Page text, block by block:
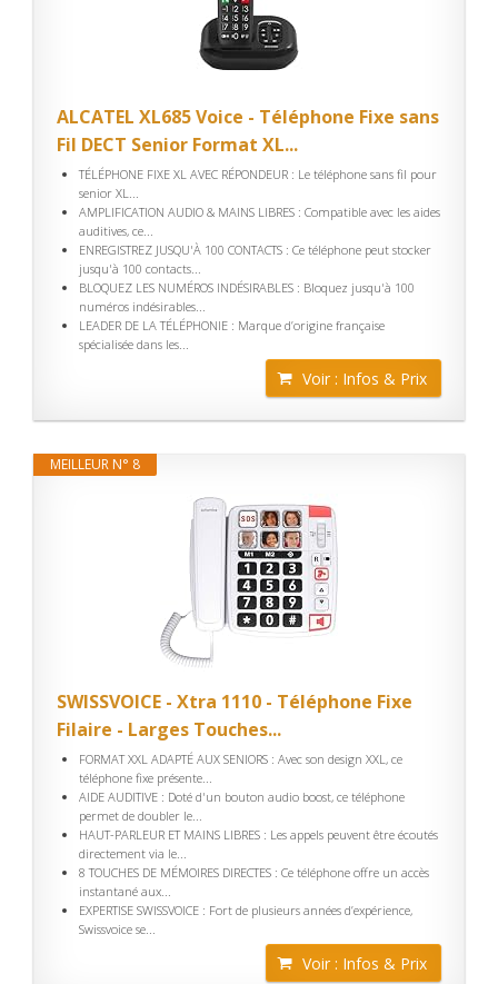
ALCATEL XL685 Voice - Téléphone Fixe sans
Fil DECT Senior Format XL...
TÉLÉPHONE FIXE XL AVEC RÉPONDEUR : Le téléphone sans fil pour
senior XL...
AMPLIFICATION AUDIO & MAINS LIBRES : Compatible avec les aides
auditives, ce...
ENREGISTREZ JUSQU'À 100 CONTACTS : Ce téléphone peut stocker
jusqu'à 100 contacts...
BLOQUEZ LES NUMÉROS INDÉSIRABLES : Bloquez jusqu'à 100
numéros indésirables...
LEADER DE LA TÉLÉPHONIE : Marque d’origine française
spécialisée dans les...
Voir : Infos & Prix
MEILLEUR N° 8
SWISSVOICE - Xtra 1110 - Téléphone Fixe
Filaire - Larges Touches...
FORMAT XXL ADAPTÉ AUX SENIORS : Avec son design XXL, ce
téléphone fixe présente...
AIDE AUDITIVE : Doté d'un bouton audio boost, ce téléphone
permet de doubler le...
HAUT-PARLEUR ET MAINS LIBRES : Les appels peuvent être écoutés
directement via le...
8 TOUCHES DE MÉMOIRES DIRECTES : Ce téléphone offre un accès
instantané aux...
EXPERTISE SWISSVOICE : Fort de plusieurs années d’expérience,
Swissvoice se...
Voir : Infos & Prix